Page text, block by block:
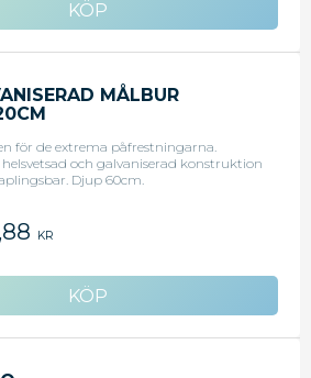
MÅLBUR
för de extrema påfrestningarna.
helsvetsad och galvaniserad konstruktion
Djup 60cm.
KR